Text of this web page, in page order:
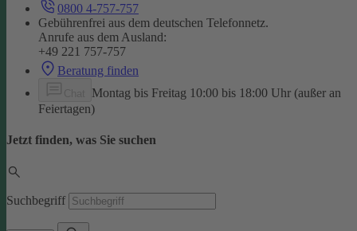
0800 4-757-757
Gebührenfrei aus dem deutschen Telefonnetz.
Anrufe aus dem Ausland:
+49 221 757-757
Beratung finden
Montag bis Freitag 10:00 bis 18:00 Uhr (außer an
Feiertagen)
Jetzt finden, was Sie suchen
Suchbegriff